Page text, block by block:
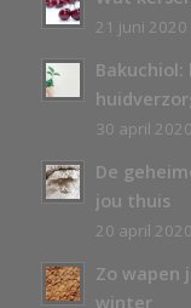
21 juni 2020
Bakuchiol:
30 april
De
jou thuis
20 april
Zo wapen
winter